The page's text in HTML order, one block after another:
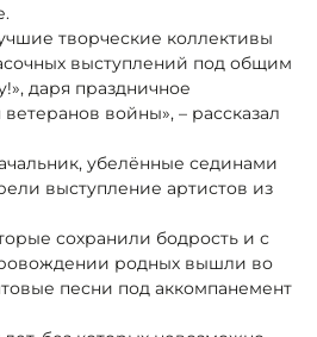
творческие коллективы
выступлений под общим
даря праздничное
войны», – рассказал
убелённые сединами
выступление артистов из
сохранили бодрость и с
родных вышли во
песни под аккомпанемент